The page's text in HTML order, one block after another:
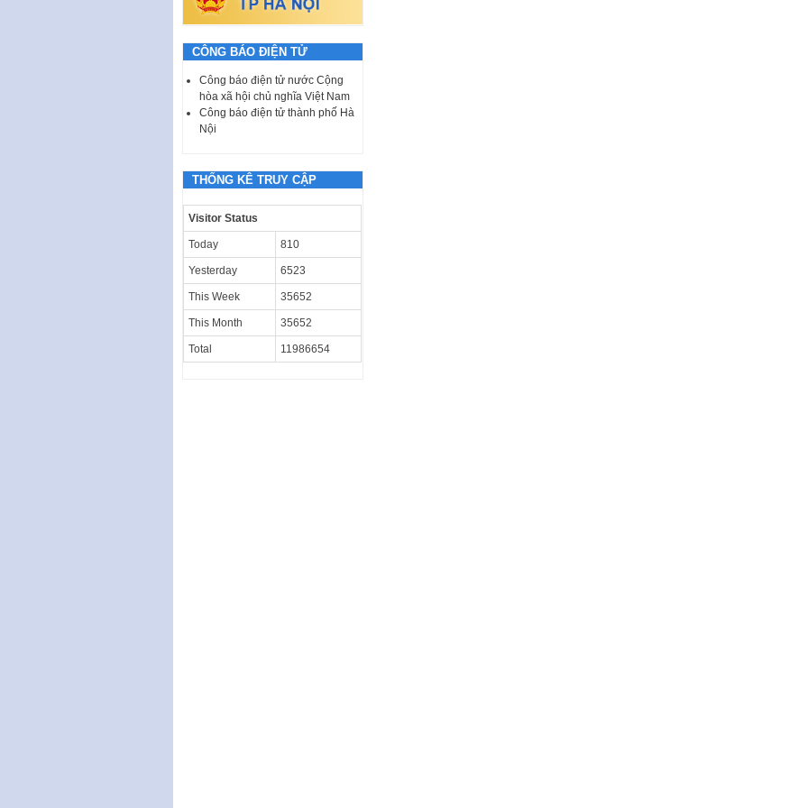
CÔNG BÁO ĐIỆN TỬ
Công báo điện tử nước Cộng
hòa xã hội chủ nghĩa Việt Nam
Công báo điện tử thành phố Hà
Nội
THỐNG KÊ TRUY CẬP
Visitor Status
Today 810
Yesterday 6523
This Week 35652
This Month 35652
Total 11986654